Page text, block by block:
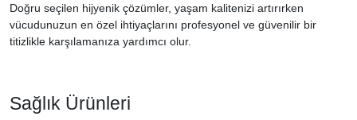
Doğru seçilen hijyenik çözümler, yaşam kalitenizi artırırken
vücudunuzun en özel ihtiyaçlarını profesyonel ve güvenilir bir
titizlikle karşılamanıza yardımcı olur.
Sağlık Ürünleri